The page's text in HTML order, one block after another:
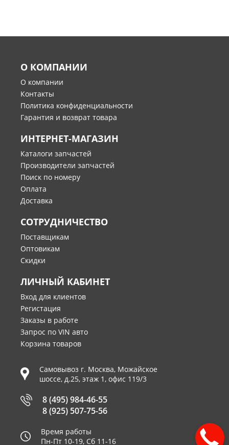
О КОМПАНИИ
О компании
Контакты
Политика конфиденциальности
Гарантия и возврат товара
ИНТЕРНЕТ-МАГАЗИН
Каталоги запчастей
Производители запчастей
Поиск по номеру
Оплата
Доставка
СОТРУДНИЧЕСТВО
Поставщикам
Оптовикам
Скидки
ЛИЧНЫЙ КАБИНЕТ
Вход для клиентов
Регистация
Заказы в работе
Запрос по VIN авто
Корзина товаров
Самовывоз г. Москва, Можайское
шоссе, д.25, этаж 1, офис 119/3
8 (495) 984-46-55
8 (925) 507-75-56
Время работы
Пн-Пт 10-19, Сб 11-16